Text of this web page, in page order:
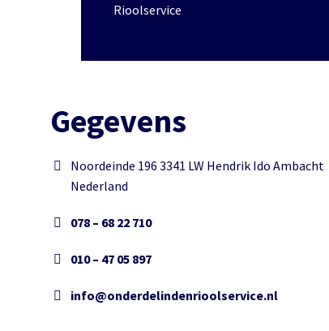
Rioolservice
Gegevens
Noordeinde 196 3341 LW Hendrik Ido Ambacht
Nederland
078 – 68 22 710
010 – 47 05 897
info@onderdelindenrioolservice.nl